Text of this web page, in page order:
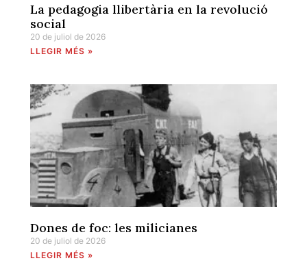
La pedagogia llibertària en la revolució
social
20 de juliol de 2026
LLEGIR MÉS »
Dones de foc: les milicianes
20 de juliol de 2026
LLEGIR MÉS »